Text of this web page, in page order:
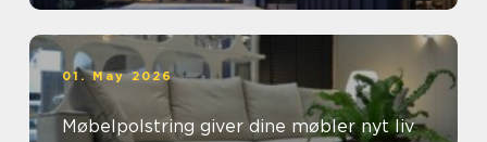
01. May 2026
Møbelpolstring giver dine møbler nyt liv